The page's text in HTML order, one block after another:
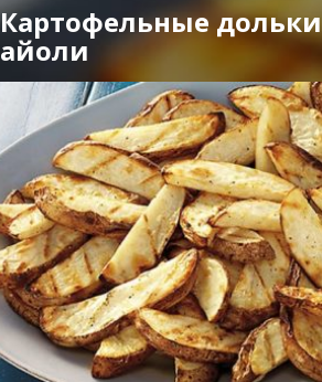
Картофельные дольки
айоли